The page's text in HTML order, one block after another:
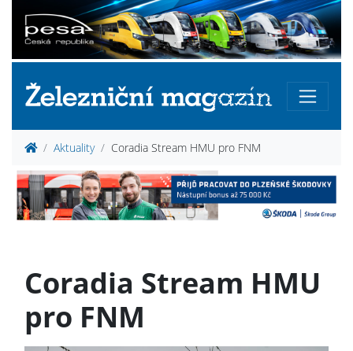
Aktuality Coradia Stream HMU pro FNM
Coradia Stream HMU
pro FNM